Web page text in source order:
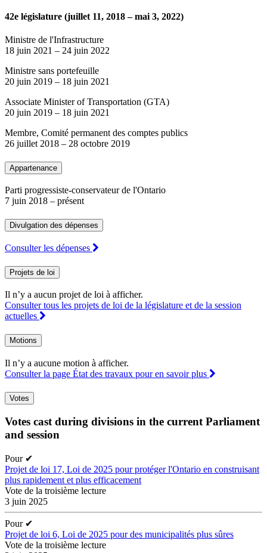
42e législature (juillet 11, 2018 – mai 3, 2022)
Ministre de l'Infrastructure
18 juin 2021 – 24 juin 2022
Ministre sans portefeuille
20 juin 2019 – 18 juin 2021
Associate Minister of Transportation (GTA)
20 juin 2019 – 18 juin 2021
Membre, Comité permanent des comptes publics
26 juillet 2018 – 28 octobre 2019
Appartenance
Parti progressiste-conservateur de l'Ontario
7 juin 2018 – présent
Divulgation des dépenses
Consulter les dépenses
Projets de loi
Il n’y a aucun projet de loi à afficher.
Consulter tous les projets de loi de la législature et de la session
actuelles
Motions
Il n’y a aucune motion à afficher.
Consulter la page État des travaux pour en savoir plus
Votes
Votes cast during divisions in the current Parliament
and session
Pour ✔
Projet de loi 17, Loi de 2025 pour protéger l'Ontario en construisant
plus rapidement et plus efficacement
Vote de la troisième lecture
3 juin 2025
Pour ✔
Projet de loi 6, Loi de 2025 pour des municipalités plus sûres
Vote de la troisième lecture